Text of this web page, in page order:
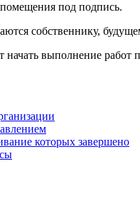
под подпись.
собственнику,
выполнение
которых завершено